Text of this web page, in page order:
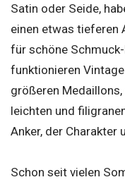
Satin oder Seide,
einen etwas tieferen
für schöne
funktionieren
größeren
leichten und
Anker, der
Schon seit vielen